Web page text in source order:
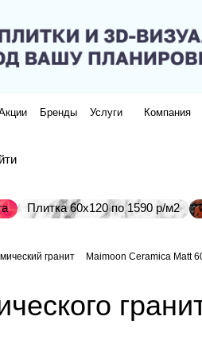
Бренды Услуги Компания
Плитка 60х120 по 1590 р/м2
гранит Maimoon Ceramica Matt